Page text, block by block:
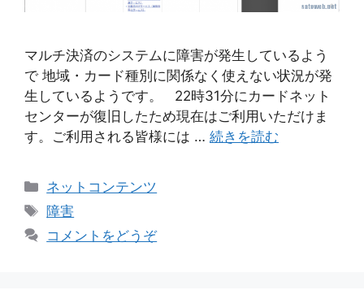
マルチ決済のシステムに障害が発生しているよう
で 地域・カード種別に関係なく使えない状況が発
生しているようです。 22時31分にカードネット
センターが復旧したため現在はご利用いただけま
す。ご利用される皆様には … 続きを読む
カ
テ
リ
ネットコンテンツ
タ
グ
障害
コメントをどうぞ